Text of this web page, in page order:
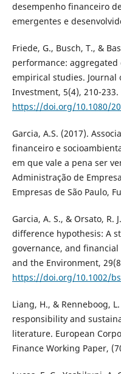
desempenho financeiro
emergentes e
Friede, G., Busch, T., &
performance:
empirical studies. Journal
Investment, 5(4), 210-233.
https://doi.org/10.1080/
Garcia, A.S. (2017).
financeiro e
em que vale a pena ser
Administração de
Empresas de São Paulo,
Garcia, A. S., & Orsato,
difference hypothesis: A
governance, and
and the Environment,
https://doi.org/10.1002/
Liang, H., & Renneboog,
responsibility and
literature. European
Finance Working Paper,